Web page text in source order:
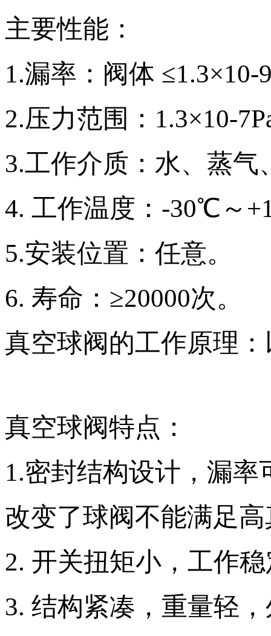
主要性能：
1.漏率：阀体 ≤1.3×10-
2.压力范围：1.3×10-
3.工作介质：水、蒸气
4. 工作温度：-30℃～
5.安装位置：任意。
6. 寿命：≥20000次。
真空球阀的工作原理
真空球阀特点：
1.密封结构设计，漏率
改变了球阀不能满足
2. 开关扭矩小，工作
3. 结构紧凑，重量轻